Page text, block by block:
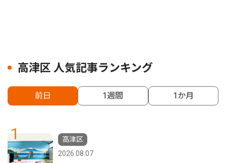
高津区 人気記事ランキング
前日 1週間 1か月
1
高津区
2026.08.07